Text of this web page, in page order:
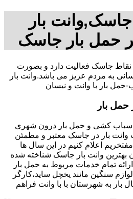
بار
حمل بار جاسک
نقاط جاسک فعالیت دارد و بصورت
به مردم عزیز می باشد.وانت بار
بار با وانت و نیسان
حمل بار
اسباب کشی و حمل بار درون شهری
وانت بار در جاسک معتبر و مطمئن
اعلام کنیم در این سال ها
بهترین وانت بار جاسک شناخته شده
تمام خدمات مربوط به حمل بار
سنگین مانند یخچل ساید،کارگر
بار به شهرستان با با وانت فراهم